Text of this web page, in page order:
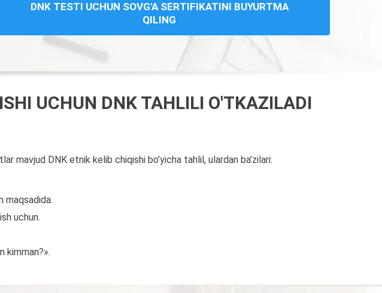
DNK TESTI UCHUN SOVG'A SERTIFIKATINI BUYURTMA
QILING
UCHUN DNK TAHLILI O'TKAZILADI
mavjud DNK etnik kelib chiqishi bo’yicha tahlil, ulardan ba’zilari:
maqsadida.
uchun.
kimman?».